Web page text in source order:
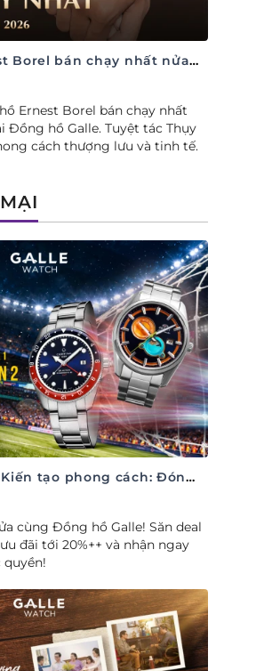
Borel bán chạy nhất nửa
Ernest Borel bán chạy nhất
Đồng hồ Galle. Tuyệt tác Thụy
cách thượng lưu và tinh tế.
Kiến tạo phong cách: Đón
ưu đãi đồng hành cùng
cùng Đồng hồ Galle! Săn deal
đãi tới 20%++ và nhận ngay